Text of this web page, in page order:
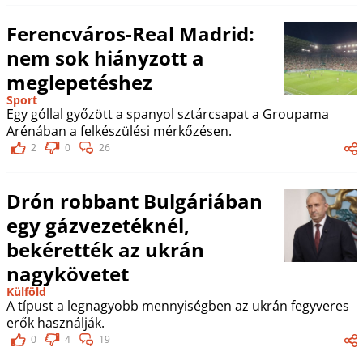
Ferencváros-Real Madrid:
nem sok hiányzott a
meglepetéshez
Sport
Egy góllal győzött a spanyol sztárcsapat a Groupama
Arénában a felkészülési mérkőzésen.
2 0 26
Drón robbant Bulgáriában
egy gázvezetéknél,
bekérették az ukrán
nagykövetet
Külföld
A típust a legnagyobb mennyiségben az ukrán fegyveres
erők használják.
0 4 19